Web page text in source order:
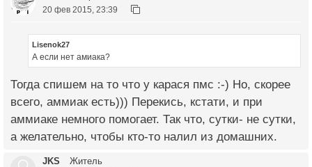
20 фев 2015, 23:39
Lisenok27
А если нет амиака?
Тогда спишем на то что у карася пмс :-) Но, скорее
всего, аммиак есть))) Перекись, кстати, и при
аммиаке немного помогает. Так что, сутки- не сутки,
а желательно, чтобы кто-то налил из домашних.
JKS Житель